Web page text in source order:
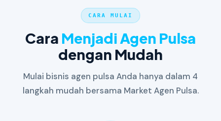
CARA MULAI
Cara Menjadi Agen Pulsa
dengan Mudah
Mulai bisnis agen pulsa Anda hanya dalam 4
langkah mudah bersama Market Agen Pulsa.